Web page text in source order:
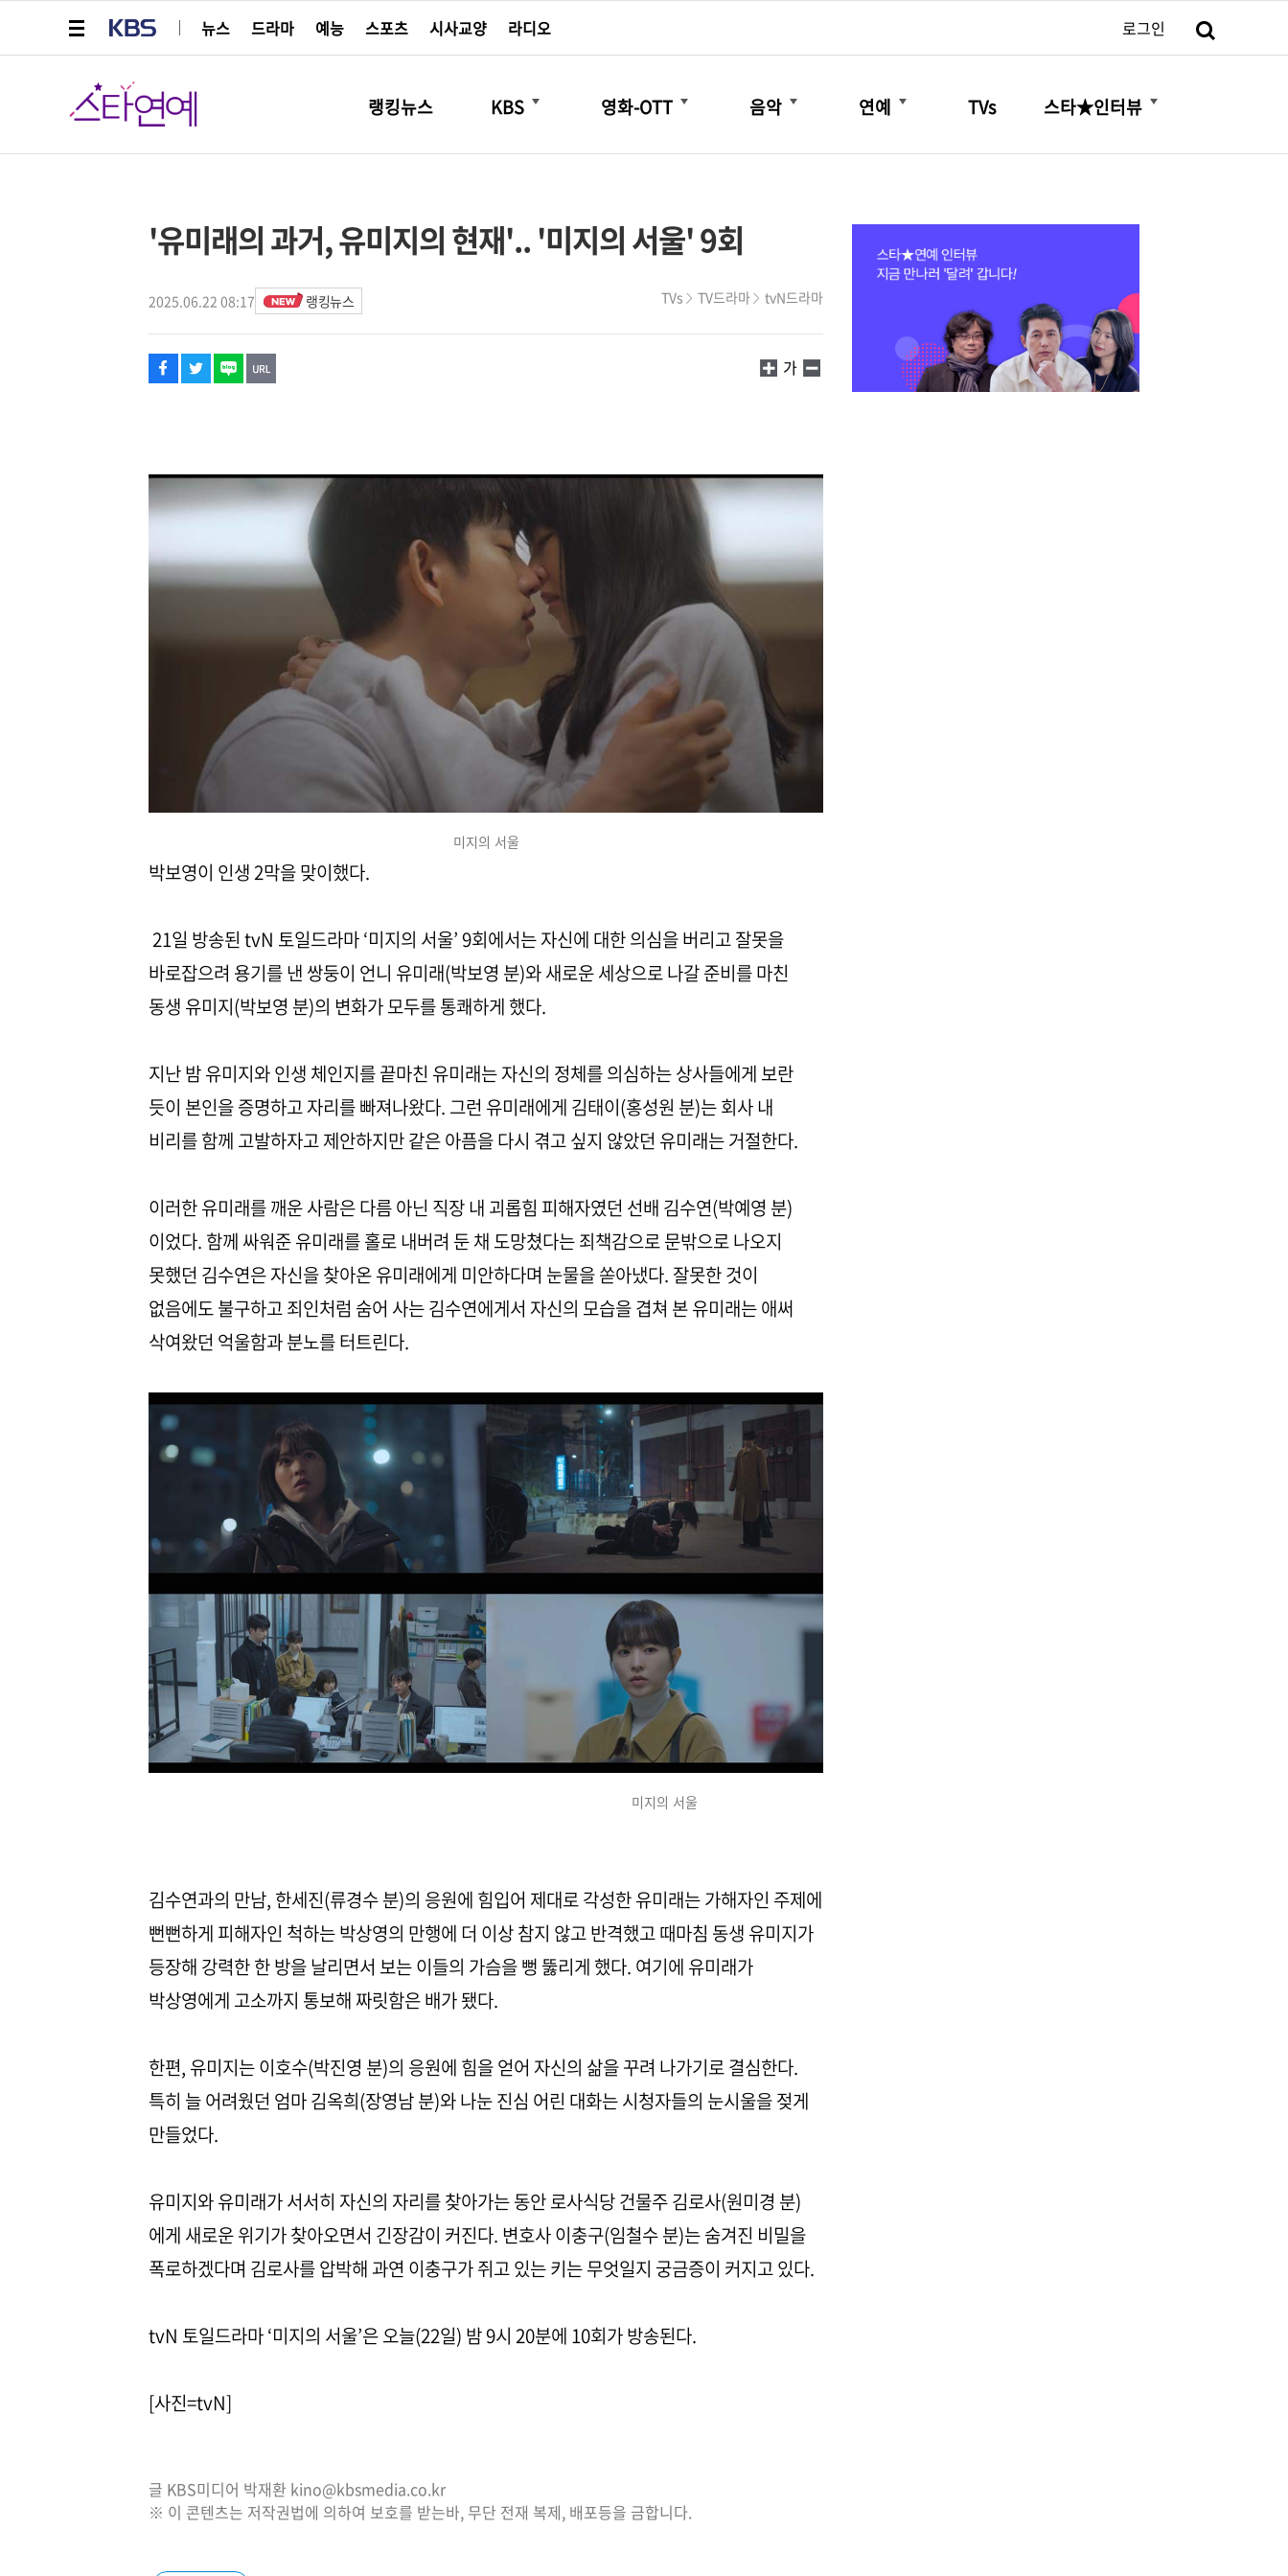
뉴스
드라마 예능 스포츠 시사교양 라디오 로그인
스타연예
랭킹뉴스 KBS
더보기
영화-OTT
더보기
음악
더보기
연예
더보기
TVs 스타★인터뷰
더보기
'유미래의 과거, 유미지의 현재'.. '미지의 서울' 9회
2025.06.22 08:17 랭킹뉴스 TVs TV드라마 tvN드라마
페이스북
트위터
네이버
URL복사
글씨 작게보기
가
글씨 크게보기
미지의 서울
박보영이 인생 2막을 맞이했다.
21일 방송된 tvN 토일드라마 ‘미지의 서울’ 9회에서는 자신에 대한 의심을 버리고 잘못을
바로잡으려 용기를 낸 쌍둥이 언니 유미래(박보영 분)와 새로운 세상으로 나갈 준비를 마친
동생 유미지(박보영 분)의 변화가 모두를 통쾌하게 했다.
지난 밤 유미지와 인생 체인지를 끝마친 유미래는 자신의 정체를 의심하는 상사들에게 보란
듯이 본인을 증명하고 자리를 빠져나왔다. 그런 유미래에게 김태이(홍성원 분)는 회사 내
비리를 함께 고발하자고 제안하지만 같은 아픔을 다시 겪고 싶지 않았던 유미래는 거절한다.
이러한 유미래를 깨운 사람은 다름 아닌 직장 내 괴롭힘 피해자였던 선배 김수연(박예영 분)
이었다. 함께 싸워준 유미래를 홀로 내버려 둔 채 도망쳤다는 죄책감으로 문밖으로 나오지
못했던 김수연은 자신을 찾아온 유미래에게 미안하다며 눈물을 쏟아냈다. 잘못한 것이
없음에도 불구하고 죄인처럼 숨어 사는 김수연에게서 자신의 모습을 겹쳐 본 유미래는 애써
삭여왔던 억울함과 분노를 터트린다.
미지의 서울
김수연과의 만남, 한세진(류경수 분)의 응원에 힘입어 제대로 각성한 유미래는 가해자인 주제에
뻔뻔하게 피해자인 척하는 박상영의 만행에 더 이상 참지 않고 반격했고 때마침 동생 유미지가
등장해 강력한 한 방을 날리면서 보는 이들의 가슴을 뻥 뚫리게 했다. 여기에 유미래가
박상영에게 고소까지 통보해 짜릿함은 배가 됐다.
한편, 유미지는 이호수(박진영 분)의 응원에 힘을 얻어 자신의 삶을 꾸려 나가기로 결심한다.
특히 늘 어려웠던 엄마 김옥희(장영남 분)와 나눈 진심 어린 대화는 시청자들의 눈시울을 젖게
만들었다.
유미지와 유미래가 서서히 자신의 자리를 찾아가는 동안 로사식당 건물주 김로사(원미경 분)
에게 새로운 위기가 찾아오면서 긴장감이 커진다. 변호사 이충구(임철수 분)는 숨겨진 비밀을
폭로하겠다며 김로사를 압박해 과연 이충구가 쥐고 있는 키는 무엇일지 궁금증이 커지고 있다.
tvN 토일드라마 ‘미지의 서울’은 오늘(22일) 밤 9시 20분에 10회가 방송된다.
[사진=tvN]
글 KBS미디어 박재환 kino@kbsmedia.co.kr
※ 이 콘텐츠는 저작권법에 의하여 보호를 받는바, 무단 전재 복제, 배포등을 금합니다.
해시태그